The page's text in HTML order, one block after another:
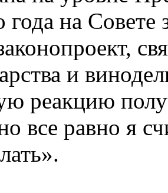
на Совете
и
реакцию
все равно я